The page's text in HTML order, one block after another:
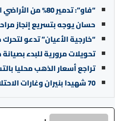
“فاو”: تدمير 80% من الأراضي الزراعية في غزة وتحذير من مجاعة وشيكة
حسان يوجه بتسريع إنجاز
“خارجية الأعيان” تدعو
تحويلات مرورية للبدء
تراجع أسعار الذهب محليا
70 شهيدا بنيران وغارات الاحتلال الإسرائيلي على غزة منذ فجر الثلاثاء